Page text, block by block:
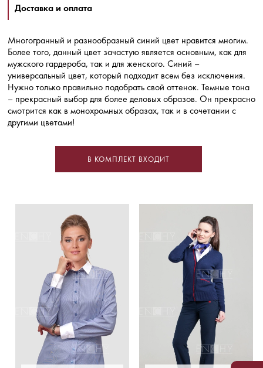
Доставка и оплата
Многогранный и разнообразный синий цвет нравится многим.
Более того, данный цвет зачастую является основным, как для
мужского гардероба, так и для женского. Синий –
универсальный цвет, который подходит всем без исключения.
Нужно только правильно подобрать свой оттенок. Темные тона
– прекрасный выбор для более деловых образов. Он прекрасно
смотрится как в монохромных образах, так и в сочетании с
другими цветами!
В КОМПЛЕКТ ВХОДИТ